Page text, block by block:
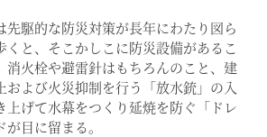
先駆的な防災対策が長年にわたり図ら
くと、そこかしこに防災設備があるこ
消火栓や避雷針はもちろんのこと、建
および火災抑制を行う「放水銃」の入
上げて水幕をつくり延焼を防ぐ「ドレ
目に留まる。